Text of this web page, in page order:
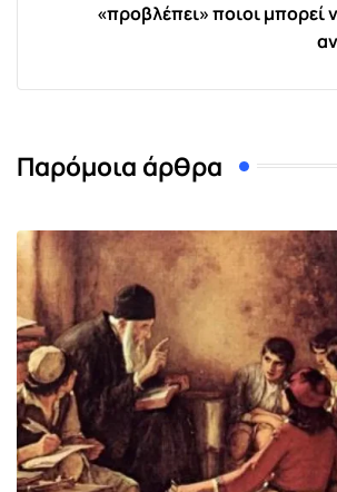
«προβλέπει» ποιοι μπορεί
Παρόμοια άρθρα